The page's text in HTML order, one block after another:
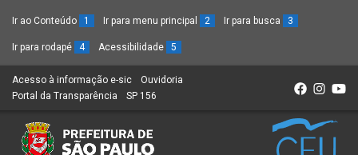
Ir ao Conteúdo 1 Ir para menu principal 2 Ir para busca 3
Ir para rodapé 4 Acessibilidade 5
Acesso à informação e-sic (Link
para
novo
sítio)
Ouvidoria
Portal da Transparência (Link
um
novo
SP 156